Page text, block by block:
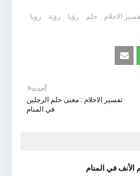
الاحلام حلم رؤيا رؤية
رويا
أحدث
تفسير الاحلام : معنى حلم الرجلين
في المنام
في المنام